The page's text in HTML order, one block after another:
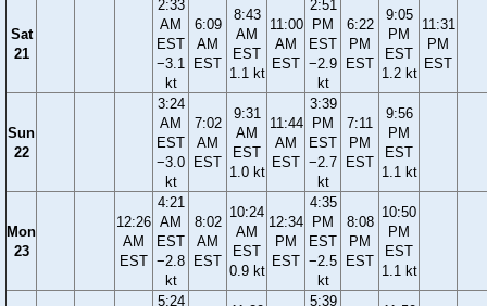
Sat
21
2:33
AM
EST
−3.1
kt
6:09
AM
EST
8:43
AM
EST
1.1 kt
11:00
AM
EST
2:51
PM
EST
−2.9
kt
6:22
PM
EST
9:05
PM
EST
1.2 kt
11:31
PM
EST
Sun
22
3:24
AM
EST
−3.0
kt
7:02
AM
EST
9:31
AM
EST
1.0 kt
11:44
AM
EST
3:39
PM
EST
−2.7
kt
7:11
PM
EST
9:56
PM
EST
1.1 kt
Mon
23
12:26
AM
EST
4:21
AM
EST
−2.8
kt
8:02
AM
EST
10:24
AM
EST
0.9 kt
12:34
PM
EST
4:35
PM
EST
−2.5
kt
8:08
PM
EST
10:50
PM
EST
1.1 kt
5:24
5:39